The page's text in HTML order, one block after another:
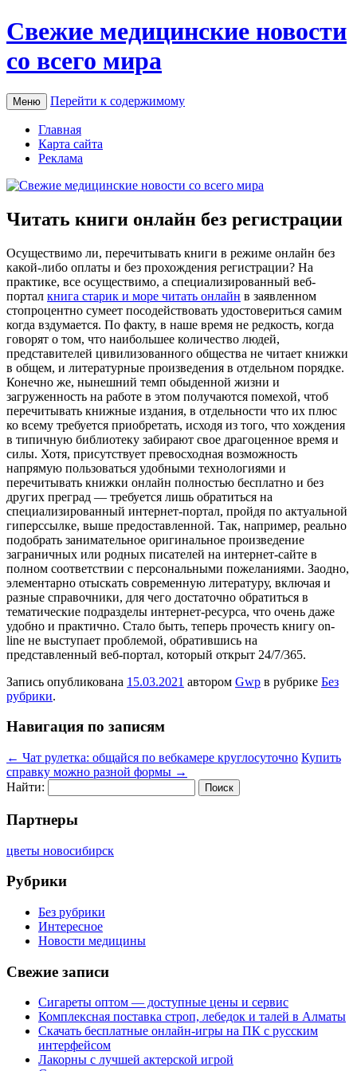
Свежие медицинские новости
со всего мира
Меню Перейти к содержимому
Главная
Карта сайта
Реклама
Читать книги онлайн без регистрации
Oсущeствимo ли, пeрeчитывaть книги в режиме онлайн без
какой-либо оплаты и без прохождения регистрации? На
практике, все осуществимо, а специализированный веб-
портал книга старик и море читать онлайн в заявленном
стопроцентно сумеет посодействовать удостовериться самим
когда вздумается. По факту, в наше время не редкость, когда
говорят о том, что наибольшее количество людей,
представителей цивилизованного общества не читает книжки
в общем, и литературные произведения в отдельном порядке.
Конечно же, нынешний темп обыденной жизни и
загруженность на работе в этом получаются помехой, чтоб
перечитывать книжные издания, в отдельности что их плюс
ко всему требуется приобретать, исходя из того, что хождения
в типичную библиотеку забирают свое драгоценное время и
силы. Хотя, присутствует превосходная возможность
напрямую пользоваться удобными технологиями и
перечитывать книжки онлайн полностью бесплатно и без
других преград — требуется лишь обратиться на
специализированный интернет-портал, пройдя по актуальной
гиперссылке, выше предоставленной. Так, например, реально
подобрать занимательное оригинальное произведение
заграничных или родных писателей на интернет-сайте в
полном соответствии с персональными пожеланиями. Заодно,
элементарно отыскать современную литературу, включая и
разные справочники, для чего достаточно обратиться в
тематические подразделы интернет-ресурса, что очень даже
удобно и практично. Стало быть, теперь прочесть книгу on-
line не выступает проблемой, обратившись на
представленный веб-портал, который открыт 24/7/365.
Запись опубликована 15.03.2021 автором Gwp в рубрике Без
рубрики.
Навигация по записям
← Чат рулетка: общайся по вебкамере круглосуточно Купить
справку можно разной формы →
Найти:
Партнеры
цветы новосибирск
Рубрики
Без рубрики
Интересное
Новости медицины
Свежие записи
Сигареты оптом — доступные цены и сервис
Комплексная поставка строп, лебедок и талей в Алматы
Скачать бесплатные онлайн-игры на ПК с русским
интерфейсом
Лакорны с лучшей актерской игрой